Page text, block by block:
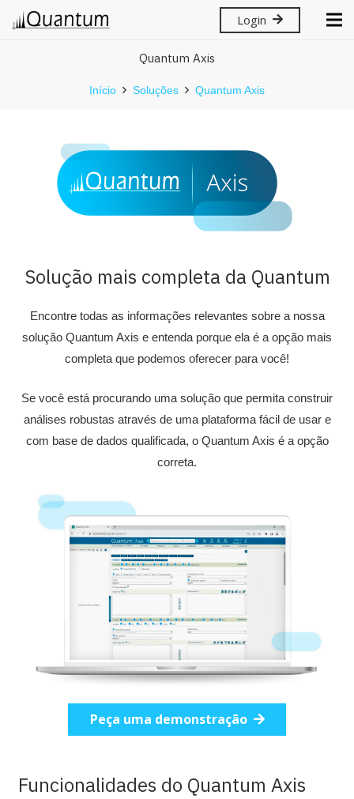
Login
Quantum Axis
Início Soluções Quantum Axis
Solução mais completa da Quantum
Encontre todas as informações relevantes sobre a nossa
solução Quantum Axis e entenda porque ela é a opção mais
completa que podemos oferecer para você!
Se você está procurando uma solução que permita construir
análises robustas através de uma plataforma fácil de usar e
com base de dados qualificada, o Quantum Axis é a opção
correta.
Peça uma demonstração
Funcionalidades do Quantum Axis